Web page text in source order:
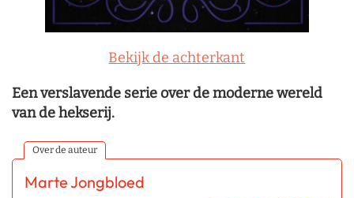
Bekijk de achterkant
Een verslavende serie over de moderne wereld
van de hekserij.
Over de auteur
Marte Jongbloed